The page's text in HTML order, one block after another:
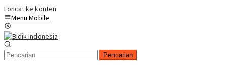
Loncat ke konten
Menu Mobile
Pencarian